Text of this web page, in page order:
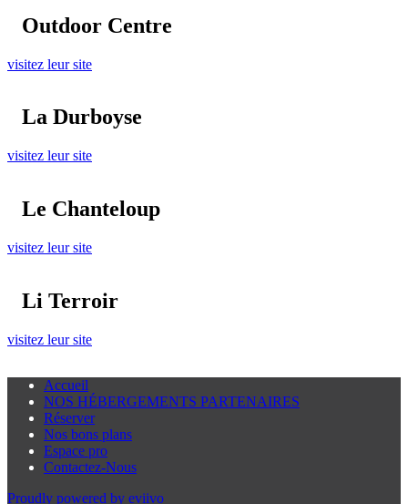
Outdoor Centre
visitez leur site
La Durboyse
visitez leur site
Le Chanteloup
visitez leur site
Li Terroir
visitez leur site
Accueil
NOS HÉBERGEMENTS PARTENAIRES
Réserver
Nos bons plans
Espace pro
Contactez-Nous
Proudly powered by eviivo